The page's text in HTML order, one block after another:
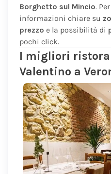
Borghetto sul Mincio.
informazioni chiare su
prezzo e la possibilità di
pochi click.
I migliori
Valentino a